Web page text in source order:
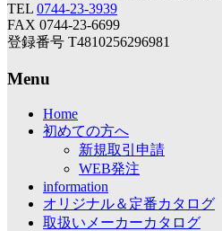
TEL 0744-23-3939
FAX 0744-23-6699
登録番号 T4810256296981
Menu
Home
初めての方へ
新規取引申請
WEB発注
information
オリジナル＆定番カタログ
取扱いメーカーカタログ